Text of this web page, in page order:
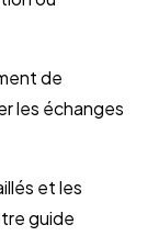
de
les échanges
et les
guide